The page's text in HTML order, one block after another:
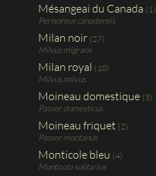
Mésangeai du Canada (1)
Perisoreus canadensis
Milan noir (27)
Milvus migrans
Milan royal (10)
Milvus milvus
Moineau domestique (3)
Passer domesticus
Moineau friquet (2)
Passer montanus
Monticole bleu (4)
Monticola solitarius